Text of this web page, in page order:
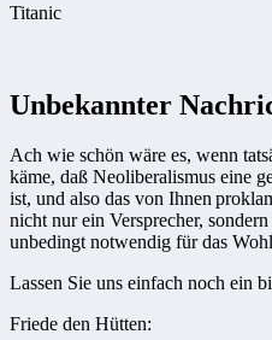
Titanic
Unbekannter
Ach wie schön wäre es, wenn
käme, daß Neoliberalismus eine
ist, und also das von Ihnen
nicht nur ein Versprecher,
unbedingt notwendig für das
Lassen Sie uns einfach noch ein
Friede den Hütten: